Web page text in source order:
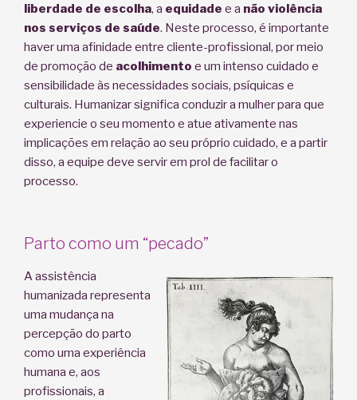
liberdade de escolha, a equidade e a não violência
nos serviços de saúde. Neste processo, é importante
haver uma afinidade entre cliente-profissional, por meio
de promoção de acolhimento e um intenso cuidado e
sensibilidade às necessidades sociais, psíquicas e
culturais. Humanizar significa conduzir a mulher para que
experiencie o seu momento e atue ativamente nas
implicações em relação ao seu próprio cuidado, e a partir
disso, a equipe deve servir em prol de facilitar o
processo.
Parto como um “pecado”
A assistência
humanizada representa
uma mudança na
percepção do parto
como uma experiência
humana e, aos
profissionais, a